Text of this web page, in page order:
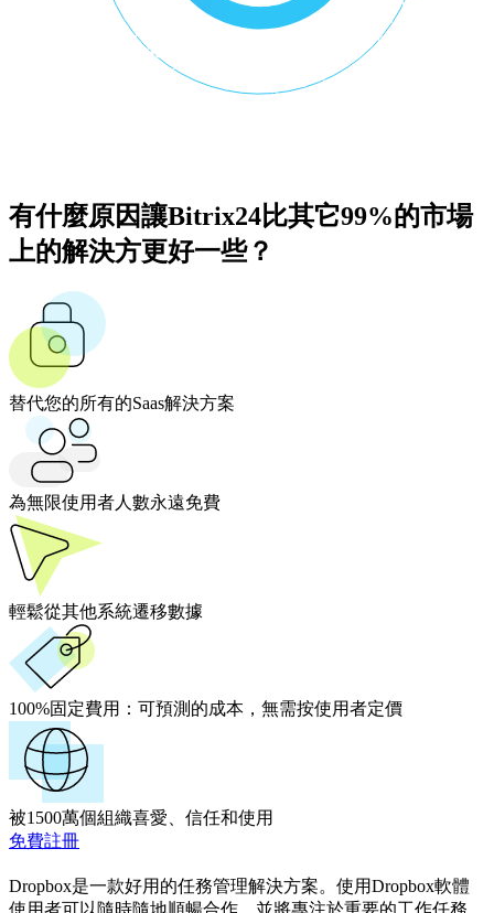
有什麼原因讓Bitrix24比其它99%的市場
上的解決方更好一些？
替代您的所有的Saas解決方案
為無限使用者人數永遠免費
輕鬆從其他系統遷移數據
100%固定費用： 可預測的成本，無需按使用者定價
被1500萬個組織喜愛、信任和使用
免費註冊
Dropbox是一款好用的任務管理解決方案。使用Dropbox軟體
使用者可以隨時隨地順暢合作，並將專注於重要的工作任務。